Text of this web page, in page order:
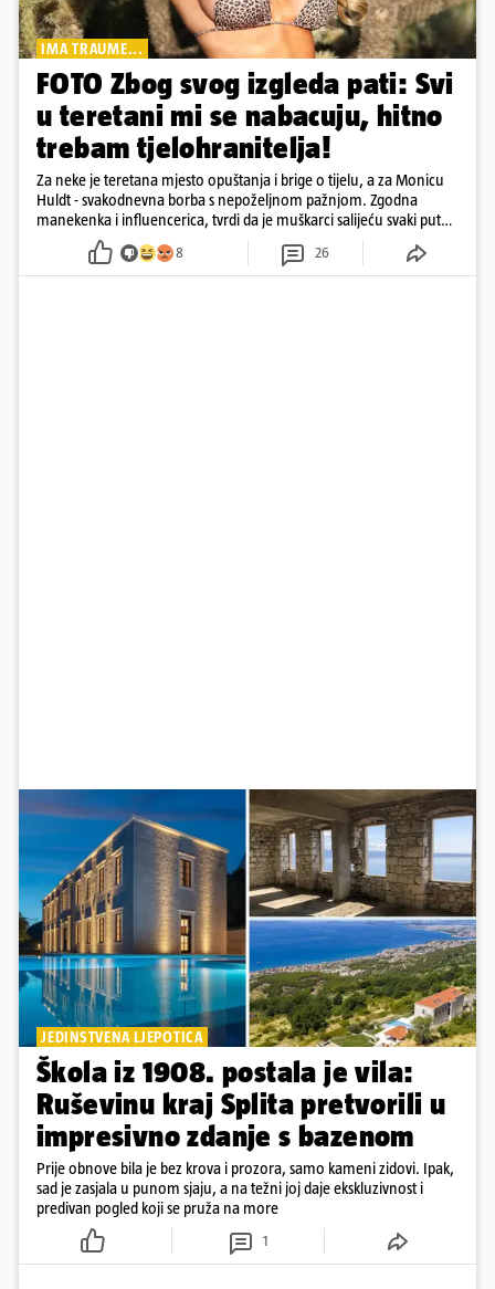
IMA TRAUME...
FOTO Zbog svog izgleda pati: Svi
u teretani mi se nabacuju, hitno
trebam tjelohranitelja!
Za neke je teretana mjesto opuštanja i brige o tijelu, a za Monicu
Huldt - svakodnevna borba s nepoželjnom pažnjom. Zgodna
manekenka i influencerica, tvrdi da je muškarci salijeću svaki put
kad dođe na trening
8 26
JEDINSTVENA LJEPOTICA
Škola iz 1908. postala je vila:
Ruševinu kraj Splita pretvorili u
impresivno zdanje s bazenom
Prije obnove bila je bez krova i prozora, samo kameni zidovi. Ipak,
sad je zasjala u punom sjaju, a na težni joj daje ekskluzivnost i
predivan pogled koji se pruža na more
1